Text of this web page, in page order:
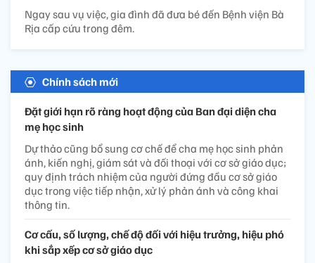
Ngay sau vụ việc, gia đình đã đưa bé đến Bệnh viện Bà
Rịa cấp cứu trong đêm.
Chính sách mới
Đặt giới hạn rõ ràng hoạt động của Ban đại diện cha
mẹ học sinh
Dự thảo cũng bổ sung cơ chế để cha mẹ học sinh phản
ánh, kiến nghị, giám sát và đối thoại với cơ sở giáo dục;
quy định trách nhiệm của người đứng đầu cơ sở giáo
dục trong việc tiếp nhận, xử lý phản ánh và công khai
thông tin.
Cơ cấu, số lượng, chế độ đối với hiệu trưởng, hiệu phó
khi sắp xếp cơ sở giáo dục